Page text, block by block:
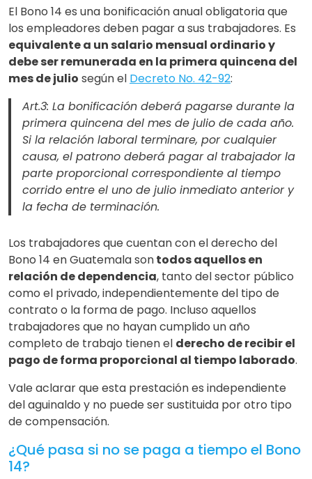
El Bono 14 es una bonificación anual obligatoria que
los empleadores deben pagar a sus trabajadores. Es
equivalente a un salario mensual ordinario y
debe ser remunerada en la primera quincena del
mes de julio según el Decreto No. 42-92:
Art.3: La bonificación deberá pagarse durante la
primera quincena del mes de julio de cada año.
Si la relación laboral terminare, por cualquier
causa, el patrono deberá pagar al trabajador la
parte proporcional correspondiente al tiempo
corrido entre el uno de julio inmediato anterior y
la fecha de terminación.
Los trabajadores que cuentan con el derecho del
Bono 14 en Guatemala sontodos aquellos en
relación de dependencia, tanto del sector público
como el privado, independientemente del tipo de
contrato o la forma de pago. Incluso aquellos
trabajadores que no hayan cumplido un año
completo de trabajo tienen el derecho de recibir el
pago de forma proporcional al tiempo laborado.
Vale aclarar que esta prestación es independiente
del aguinaldo y no puede ser sustituida por otro tipo
de compensación.
¿Qué pasa si no se paga a tiempo el Bono
14?